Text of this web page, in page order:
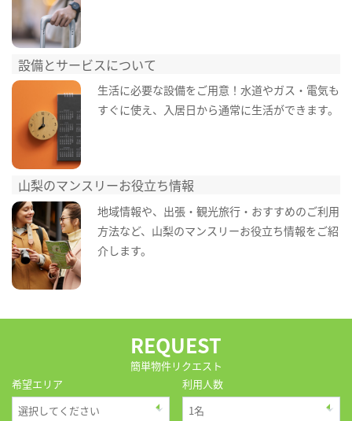
設備とサービスについて
生活に必要な設備をご用意！水道やガス・電気も
すぐに使え、入居日から通常に生活ができます。
山梨のマンスリーお役立ち情報
地域情報や、出張・観光旅行・おすすめのご利用
方法など、山梨のマンスリーお役立ち情報をご紹
介します。
REQUEST
簡単物件リクエスト
希望エリア
利用人数